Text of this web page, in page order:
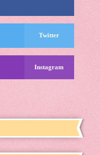
Twitter
Instagram